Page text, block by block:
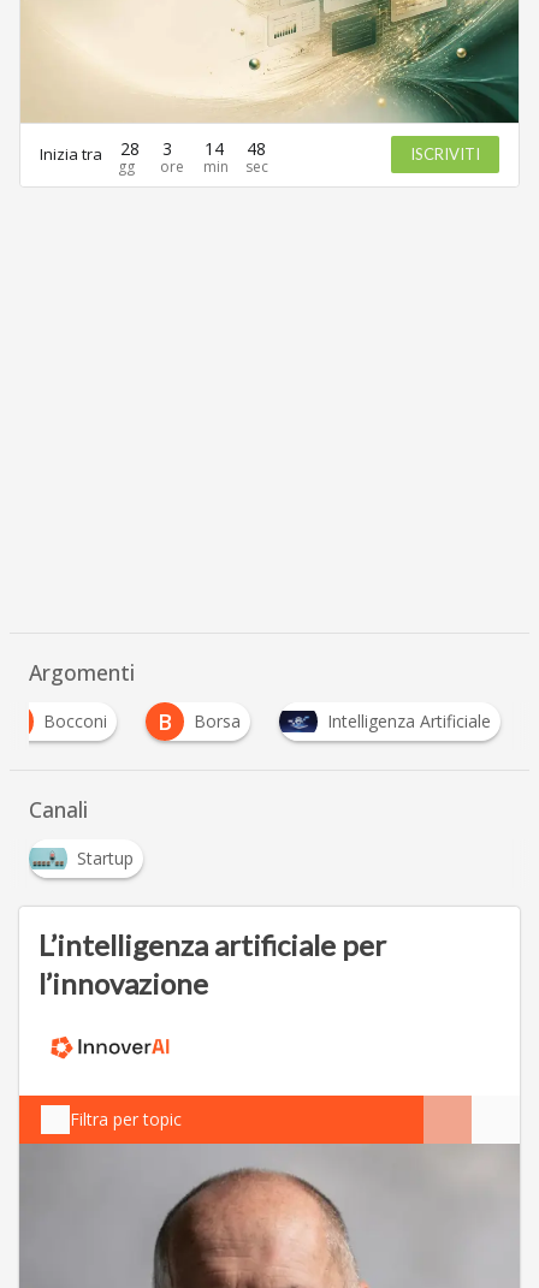
Inizia tra 28 3 14 48 ISCRIVITI
Argomenti
Bocconi B Borsa Intelligenza Artificiale
Canali
Startup
L’intelligenza artificiale per
l’innovazione
Filtra per topic